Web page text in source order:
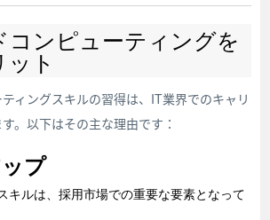
コンピューティングを
ト
ィングスキルの習得は、IT業界でのキャリ
。以下はその主な理由です：
プ
キルは、採用市場での重要な要素となって